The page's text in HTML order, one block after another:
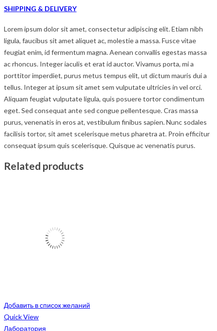
SHIPPING & DELIVERY
Lorem ipsum dolor sit amet, consectetur adipiscing elit. Etiam nibh
ligula, faucibus sit amet aliquet ac, molestie a massa. Fusce vitae
feugiat enim, id fermentum magna. Aenean convallis egestas massa
ac rhoncus. Integer iaculis et erat id auctor. Vivamus porta, mi a
porttitor imperdiet, purus metus tempus elit, ut dictum mauris dui a
tellus. Integer at ipsum sit amet sem vulputate ultricies in vel orci.
Aliquam feugiat vulputate ligula, quis posuere tortor condimentum
eget. Sed consequat ante sed congue pellentesque. Cras massa
purus, venenatis in eros at, vestibulum finibus sapien. Nunc sodales
facilisis tortor, sit amet scelerisque metus pharetra at. Proin efficitur
consequat ipsum quis scelerisque. Quisque ac venenatis purus.
Related products
Добавить в список желаний
Quick View
Лаборатория